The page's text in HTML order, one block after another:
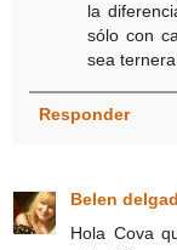
la
sólo con
sea
Responder
Belen
Hola Cova